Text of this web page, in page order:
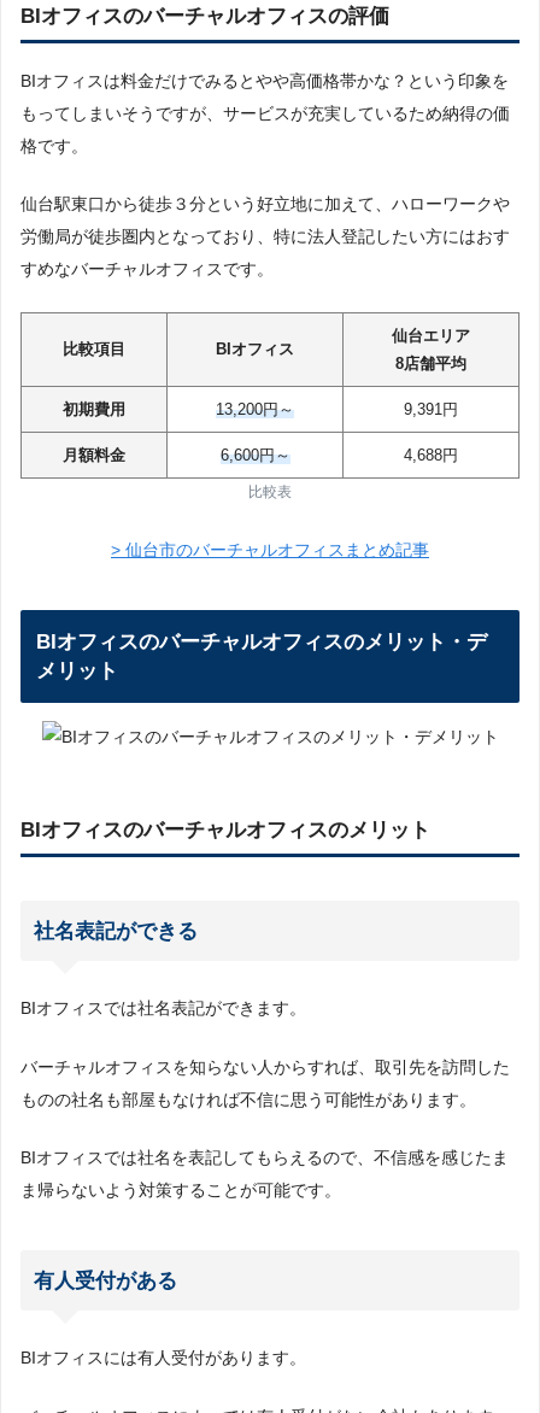
BIオフィスのバーチャルオフィスの評価
BIオフィスは料金だけでみるとやや高価格帯かな？という印象を
もってしまいそうですが、サービスが充実しているため納得の価
格です。
仙台駅東口から徒歩３分という好立地に加えて、ハローワークや
労働局が徒歩圏内となっており、特に法人登記したい方にはおす
すめなバーチャルオフィスです。
比較項目 BIオフィス
仙台エリア
8店舗平均
初期費用 13,200円～ 9,391円
月額料金 6,600円～ 4,688円
比較表
> 仙台市のバーチャルオフィスまとめ記事
BIオフィスのバーチャルオフィスのメリット・デ
メリット
BIオフィスのバーチャルオフィスのメリット
社名表記ができる
BIオフィスでは社名表記ができます。
バーチャルオフィスを知らない人からすれば、取引先を訪問した
ものの社名も部屋もなければ不信に思う可能性があります。
BIオフィスでは社名を表記してもらえるので、不信感を感じたま
ま帰らないよう対策することが可能です。
有人受付がある
BIオフィスには有人受付があります。